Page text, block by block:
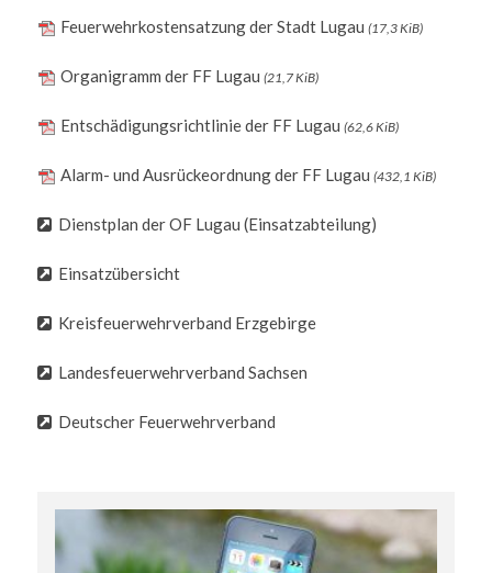
Feuerwehrkostensatzung der Stadt Lugau (17,3 KiB)
Organigramm der FF Lugau (21,7 KiB)
Entschädigungsrichtlinie der FF Lugau (62,6 KiB)
Alarm- und Ausrückeordnung der FF Lugau (432,1 KiB)
Dienstplan der OF Lugau (Einsatzabteilung)
Einsatzübersicht
Kreisfeuerwehrverband Erzgebirge
Landesfeuerwehrverband Sachsen
Deutscher Feuerwehrverband